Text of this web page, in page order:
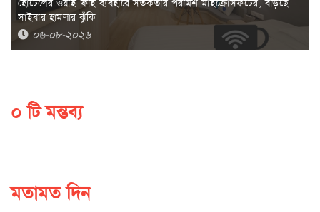
সাইবার হামলার ঝুঁকি
০৬-০৮-২০২৬
০ টি মন্তব্য
মতামত দিন